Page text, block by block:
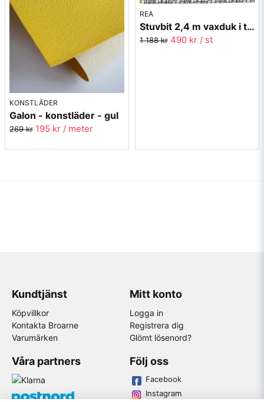
KONSTLÄDER
Galon - konstläder - gul
269 kr 195 kr / meter
REA
Stuvbit 2,4 m vaxduk i textil - Pickepin svart
1 188 kr 490 kr / st
Kundtjänst
Köpvillkor
Kontakta Broarne
Varumärken
Mitt konto
Logga in
Registrera dig
Glömt lösenord?
Våra partners Följ oss
Facebook
Instagram